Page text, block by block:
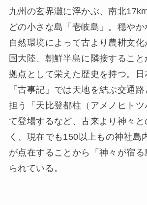
九州の玄界灘に浮かぶ、南北
どの小さな島「壱岐島」。穏や
自然環境によって古より農耕文化
国大陸、朝鮮半島に隣接するこ
拠点として栄えた歴史を持つ。
「古事記」では天地を結ぶ交通
担う「天比登都柱（アメノヒトツ
て登場するなど、古来より神々
く、現在でも150以上もの神社島
が点在することから「神々が宿
られている。